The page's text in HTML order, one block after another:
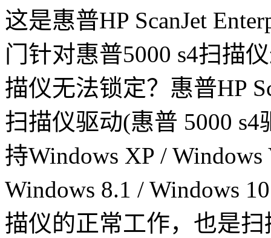
这是惠普HP ScanJet
门针对惠普5000 s4扫描
描仪无法锁定？惠普HP
扫描仪驱动(惠普 5000
持Windows XP /
Windows 8.1 / Windows
描仪的正常工作，也是